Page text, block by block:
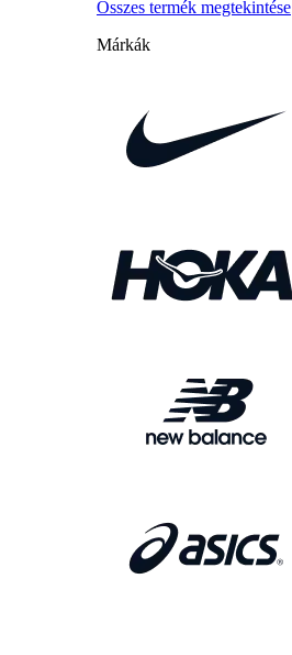
Összes termék megtekintése
Márkák